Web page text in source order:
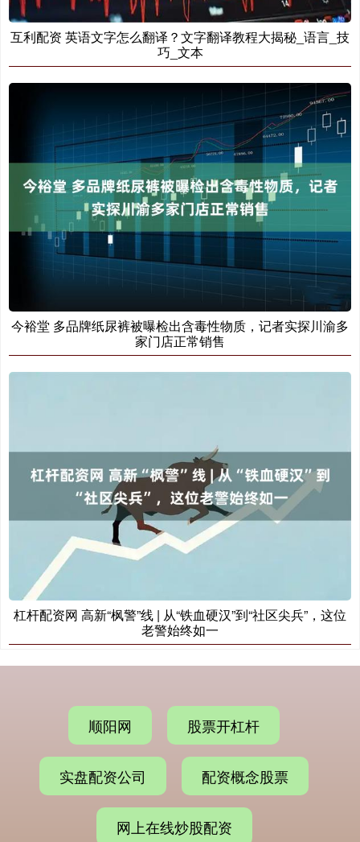
互利配资 英语文字怎么翻译？文字翻译教程大揭秘_语言_技
巧_文本
今裕堂 多品牌纸尿裤被曝检出含毒性物质，记者实探川渝多
家门店正常销售
杠杆配资网 高新“枫警”线 | 从“铁血硬汉”到“社区尖兵”，这位
老警始终如一
顺阳网 股票开杠杆
实盘配资公司 配资概念股票
网上在线炒股配资